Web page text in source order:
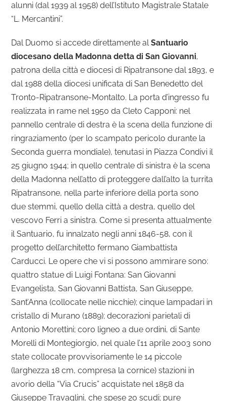
alunni (dal 1939 al 1958) dell’Istituto Magistrale Statale
“L. Mercantini”.
Dal Duomo si accede direttamente alSantuario
diocesano della Madonna detta di San Giovanni,
patrona della città e diocesi di Ripatransone dal 1893, e
dal 1988 della diocesi unificata di San Benedetto del
Tronto-Ripatransone-Montalto. La porta d’ingresso fu
realizzata in rame nel 1950 da Cleto Capponi: nel
pannello centrale di destra è la scena della funzione di
ringraziamento (per lo scampato pericolo durante la
Seconda guerra mondiale), tenutasi in Piazza Condivi il
25 giugno 1944; in quello centrale di sinistra è la scena
della Madonna nell’atto di proteggere dall’alto la turrita
Ripatransone, nella parte inferiore della porta sono
due stemmi, quello della città a destra, quello del
vescovo Ferri a sinistra. Come si presenta attualmente
il Santuario, fu innalzato negli anni 1846-58, con il
progetto dell’architetto fermano Giambattista
Carducci. Le opere che vi si possono ammirare sono:
quattro statue di Luigi Fontana: San Giovanni
Evangelista, San Giovanni Battista, San Giuseppe,
Sant’Anna (collocate nelle nicchie); cinque lampadari in
cristallo di Murano (1889); decorazioni parietali di
Antonio Morettini; coro ligneo a due ordini, di Sante
Morelli di Montegiorgio, nel quale l’11 aprile 2003 sono
state collocate provvisoriamente le 14 piccole
(larghezza 18 cm, compresa la cornice) stazioni in
avorio della “Via Crucis” acquistate nel 1858 da
Giuseppe Travaglini, che spese 20 scudi; pure